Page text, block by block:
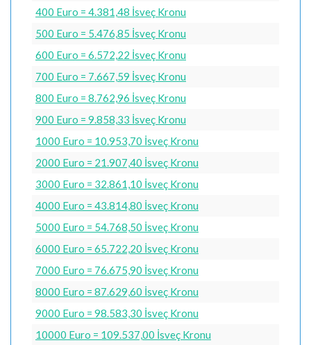
400 Euro = 4.381,48 İsveç Kronu
500 Euro = 5.476,85 İsveç Kronu
600 Euro = 6.572,22 İsveç Kronu
700 Euro = 7.667,59 İsveç Kronu
800 Euro = 8.762,96 İsveç Kronu
900 Euro = 9.858,33 İsveç Kronu
1000 Euro = 10.953,70 İsveç Kronu
2000 Euro = 21.907,40 İsveç Kronu
3000 Euro = 32.861,10 İsveç Kronu
4000 Euro = 43.814,80 İsveç Kronu
5000 Euro = 54.768,50 İsveç Kronu
6000 Euro = 65.722,20 İsveç Kronu
7000 Euro = 76.675,90 İsveç Kronu
8000 Euro = 87.629,60 İsveç Kronu
9000 Euro = 98.583,30 İsveç Kronu
10000 Euro = 109.537,00 İsveç Kronu